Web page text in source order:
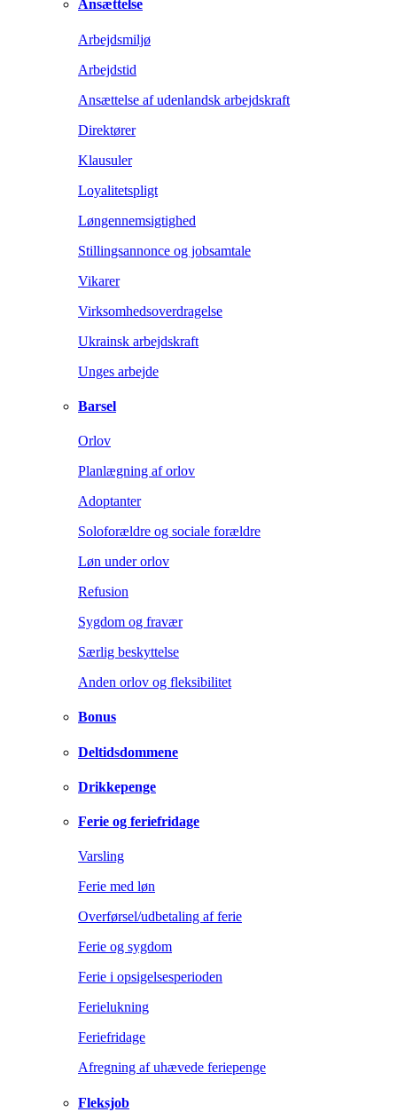
Ansættelse
Arbejdsmiljø
Arbejdstid
Ansættelse af udenlandsk arbejdskraft
Direktører
Klausuler
Loyalitetspligt
Løngennemsigtighed
Stillingsannonce og jobsamtale
Vikarer
Virksomhedsoverdragelse
Ukrainsk arbejdskraft
Unges arbejde
Barsel
Orlov
Planlægning af orlov
Adoptanter
Soloforældre og sociale forældre
Løn under orlov
Refusion
Sygdom og fravær
Særlig beskyttelse
Anden orlov og fleksibilitet
Bonus
Deltidsdommene
Drikkepenge
Ferie og feriefridage
Varsling
Ferie med løn
Overførsel/udbetaling af ferie
Ferie og sygdom
Ferie i opsigelsesperioden
Ferielukning
Feriefridage
Afregning af uhævede feriepenge
Fleksjob